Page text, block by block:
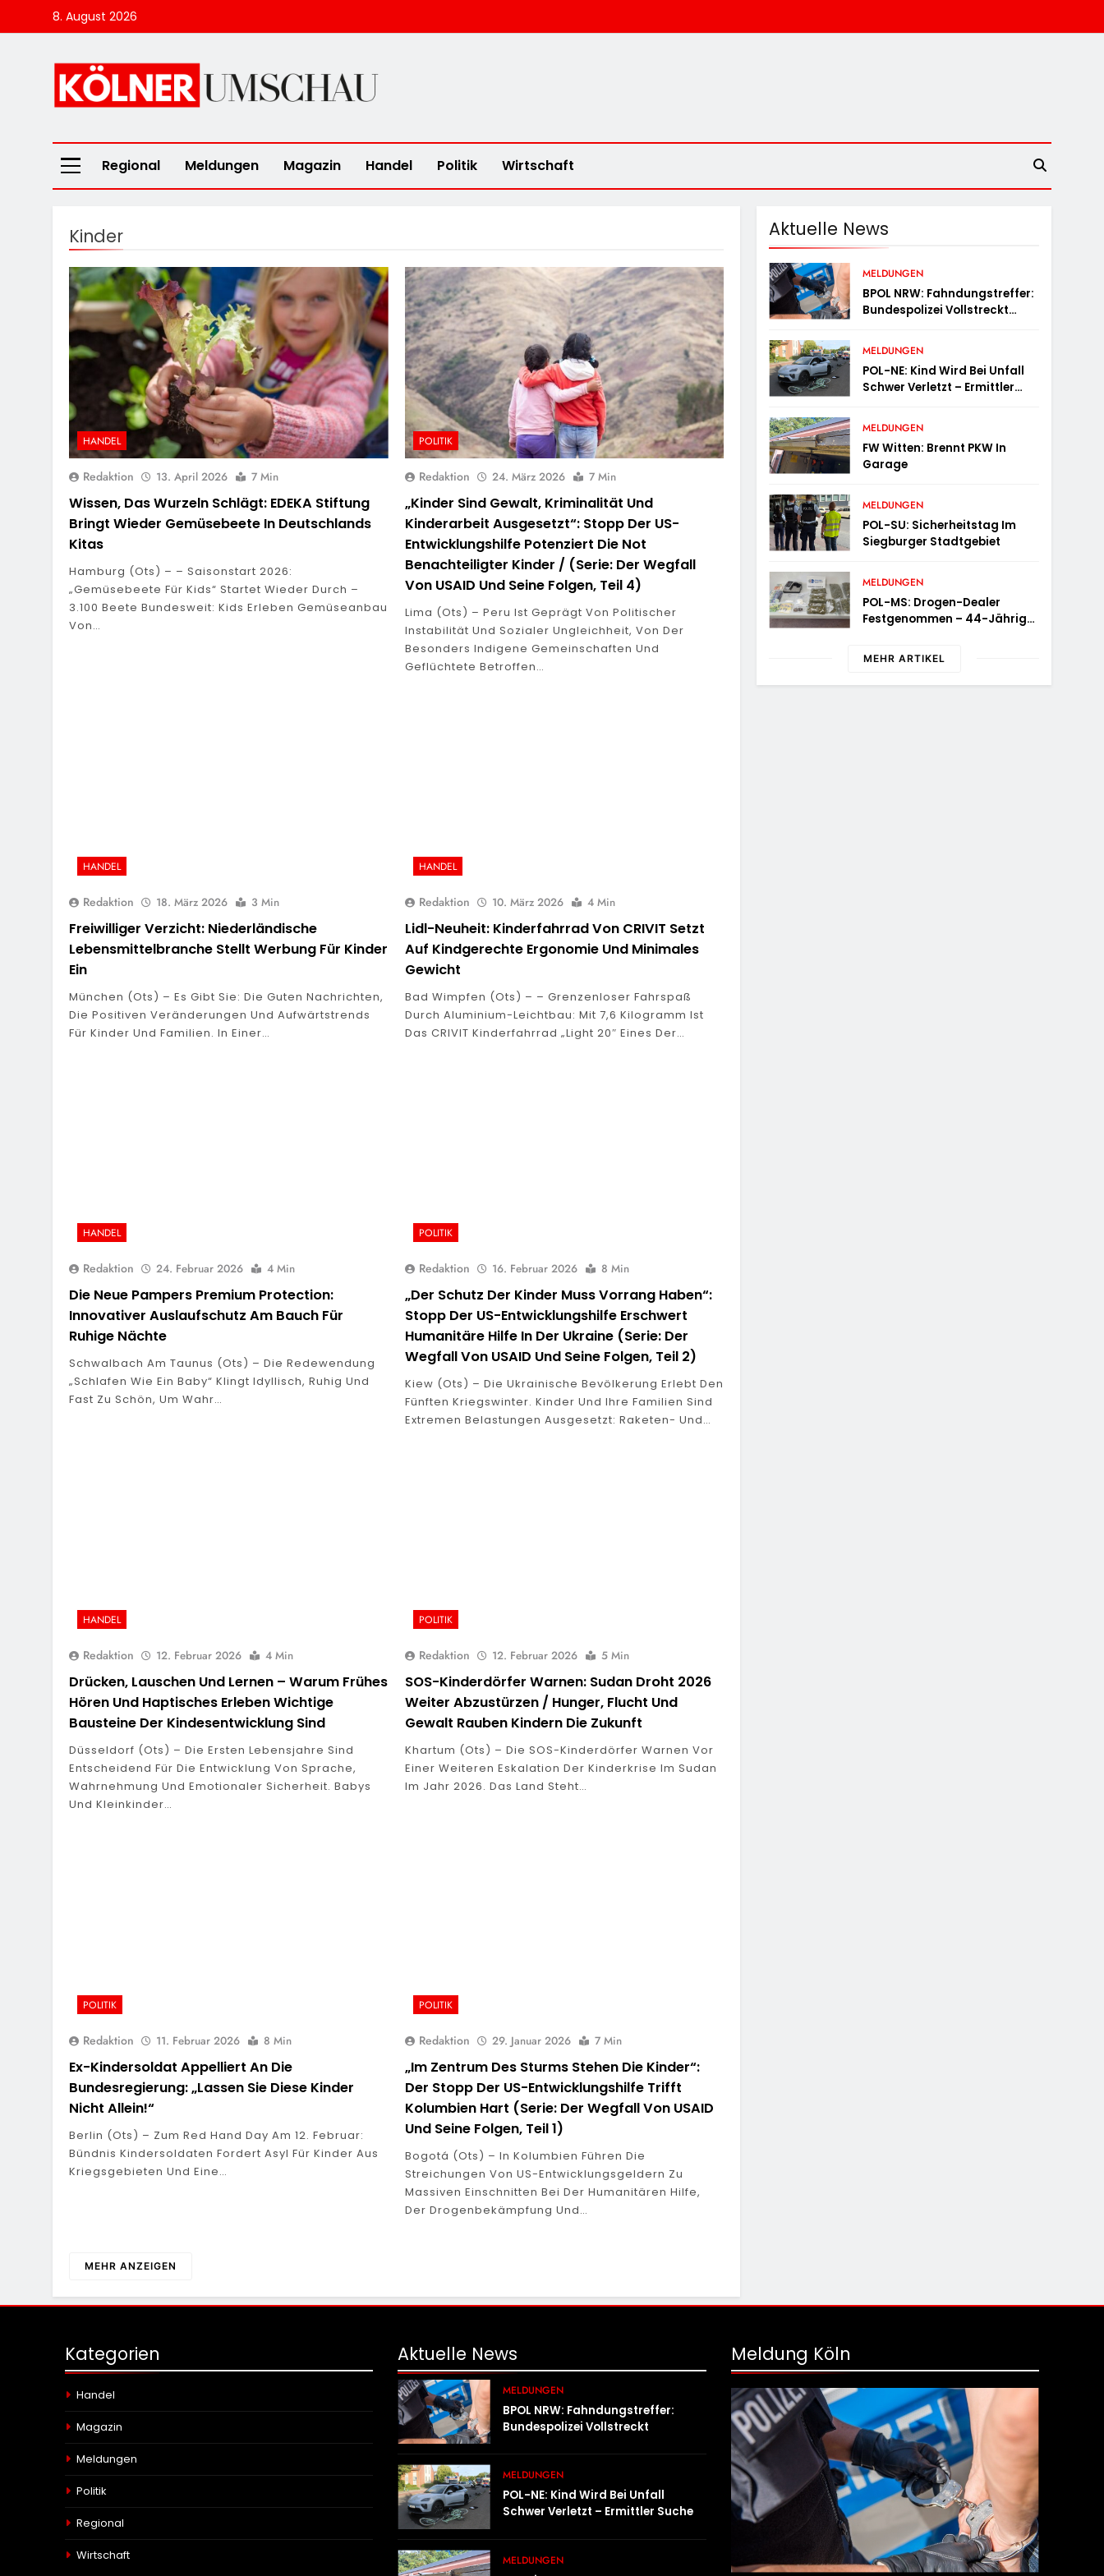
to
8. August 2026
Kölner Umschau
Regional Meldungen Magazin Handel Politik Wirtschaft
Kinder
HANDEL
Redaktion 13. April 2026 7 Min
Wissen, Das Wurzeln Schlägt: EDEKA Stiftung
Bringt Wieder Gemüsebeete In Deutschlands
Kitas
Hamburg (ots) – – Saisonstart 2026:
„Gemüsebeete Für Kids“ Startet Wieder Durch –
3.100 Beete Bundesweit: Kids Erleben Gemüseanbau
Von…
POLITIK
Redaktion 24. März 2026 7 Min
„Kinder Sind Gewalt, Kriminalität Und
Kinderarbeit Ausgesetzt“: Stopp Der US-
Entwicklungshilfe Potenziert Die Not
Benachteiligter Kinder / (Serie: Der Wegfall
Von USAID Und Seine Folgen, Teil 4)
Lima (ots) – Peru Ist Geprägt Von Politischer
Instabilität Und Sozialer Ungleichheit, Von Der
Besonders Indigene Gemeinschaften Und
Geflüchtete Betroffen…
HANDEL
Redaktion 18. März 2026 3 Min
Freiwilliger Verzicht: Niederländische
Lebensmittelbranche Stellt Werbung Für Kinder
Ein
München (ots) – Es Gibt Sie: Die Guten Nachrichten,
Die Positiven Veränderungen Und Aufwärtstrends
Für Kinder Und Familien. In Einer…
HANDEL
Redaktion 10. März 2026 4 Min
Lidl-Neuheit: Kinderfahrrad Von CRIVIT Setzt
Auf Kindgerechte Ergonomie Und Minimales
Gewicht
Bad Wimpfen (ots) – – Grenzenloser Fahrspaß
Durch Aluminium-Leichtbau: Mit 7,6 Kilogramm Ist
Das CRIVIT Kinderfahrrad „Light 20″ Eines Der…
HANDEL
Redaktion 24. Februar 2026 4 Min
Die Neue Pampers Premium Protection:
Innovativer Auslaufschutz Am Bauch Für
Ruhige Nächte
Schwalbach Am Taunus (ots) – Die Redewendung
„Schlafen Wie Ein Baby“ Klingt Idyllisch, Ruhig Und
Fast Zu Schön, Um Wahr…
POLITIK
Redaktion 16. Februar 2026 8 Min
„Der Schutz Der Kinder Muss Vorrang Haben“:
Stopp Der US-Entwicklungshilfe Erschwert
Humanitäre Hilfe In Der Ukraine (Serie: Der
Wegfall Von USAID Und Seine Folgen, Teil 2)
Kiew (ots) – Die Ukrainische Bevölkerung Erlebt Den
Fünften Kriegswinter. Kinder Und Ihre Familien Sind
Extremen Belastungen Ausgesetzt: Raketen- Und…
HANDEL
Redaktion 12. Februar 2026 4 Min
Drücken, Lauschen Und Lernen – Warum Frühes
Hören Und Haptisches Erleben Wichtige
Bausteine Der Kindesentwicklung Sind
Düsseldorf (ots) – Die Ersten Lebensjahre Sind
Entscheidend Für Die Entwicklung Von Sprache,
Wahrnehmung Und Emotionaler Sicherheit. Babys
Und Kleinkinder…
POLITIK
Redaktion 12. Februar 2026 5 Min
SOS-Kinderdörfer Warnen: Sudan Droht 2026
Weiter Abzustürzen / Hunger, Flucht Und
Gewalt Rauben Kindern Die Zukunft
Khartum (ots) – Die SOS-Kinderdörfer Warnen Vor
Einer Weiteren Eskalation Der Kinderkrise Im Sudan
Im Jahr 2026. Das Land Steht…
POLITIK
Redaktion 11. Februar 2026 8 Min
Ex-Kindersoldat Appelliert An Die
Bundesregierung: „Lassen Sie Diese Kinder
Nicht Allein!“
Berlin (ots) – Zum Red Hand Day Am 12. Februar:
Bündnis Kindersoldaten Fordert Asyl Für Kinder Aus
Kriegsgebieten Und Eine…
POLITIK
Redaktion 29. Januar 2026 7 Min
„Im Zentrum Des Sturms Stehen Die Kinder“:
Der Stopp Der US-Entwicklungshilfe Trifft
Kolumbien Hart (Serie: Der Wegfall Von USAID
Und Seine Folgen, Teil 1)
Bogotá (ots) – In Kolumbien Führen Die
Streichungen Von US-Entwicklungsgeldern Zu
Massiven Einschnitten Bei Der Humanitären Hilfe,
Der Drogenbekämpfung Und…
MEHR ANZEIGEN
Aktuelle News
MELDUNGEN
BPOL NRW: Fahndungstreffer:
Bundespolizei Vollstreckt
MELDUNGEN
POL-NE: Kind Wird Bei Unfall
Schwer Verletzt – Ermittler
MELDUNGEN
FW Witten: Brennt PKW In
Garage
MELDUNGEN
POL-SU: Sicherheitstag Im
Siegburger Stadtgebiet
MELDUNGEN
POL-MS: Drogen-Dealer
Festgenommen – 44-Jähriger
MEHR ARTIKEL
Kategorien
Handel
Magazin
Meldungen
Politik
Regional
Wirtschaft
Aktuelle News
MELDUNGEN
BPOL NRW: Fahndungstreffer:
Bundespolizei Vollstreckt
MELDUNGEN
POL-NE: Kind Wird Bei Unfall
Schwer Verletzt – Ermittler Suchen
MELDUNGEN
Meldung Köln